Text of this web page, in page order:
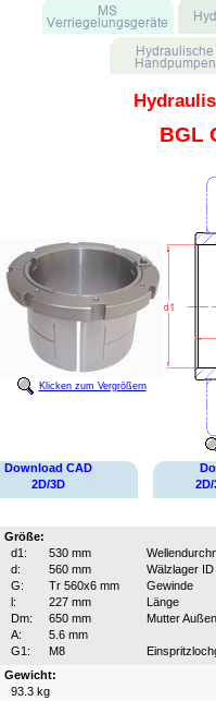
BGL
Klicken zum Vergrößern
Download CAD
2D/3D
Größe:
d1:
530 mm
d:
560 mm
Wälzlager ID
G:
Tr 560x6 mm
Gewinde
l:
227 mm
Länge
Dm:
650 mm
Mutter
A:
5.6 mm
G1:
M8
Gewicht:
93.3 kg